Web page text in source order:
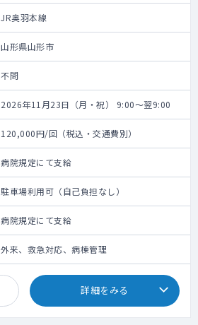
JR奥羽本線
山形県山形市
不問
2026年11月23日（月・祝） 9:00～翌9:00
120,000円/回（税込・交通費別）
病院規定にて支給
駐車場利用可（自己負担なし）
病院規定にて支給
外来、救急対応、病棟管理
詳細をみる